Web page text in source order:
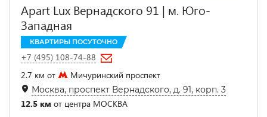
Apart Lux Вернадского 91 | м. Юго-
Западная
КВАРТИРЫ ПОСУТОЧНО
+7 (495) 108-74-88
2.7 км от
Мичуринский проспект
Москва, проспект Вернадского, д. 91, корп. 3
12.5 км от центра МОСКВА